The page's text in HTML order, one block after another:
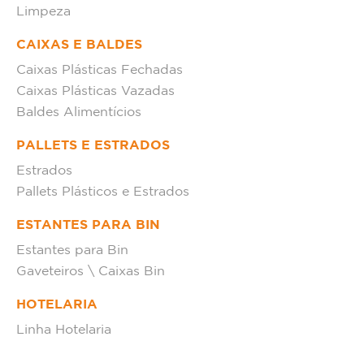
Limpeza
CAIXAS E BALDES
Caixas Plásticas Fechadas
Caixas Plásticas Vazadas
Baldes Alimentícios
PALLETS E ESTRADOS
Estrados
Pallets Plásticos e Estrados
ESTANTES PARA BIN
Estantes para Bin
Gaveteiros \ Caixas Bin
HOTELARIA
Linha Hotelaria